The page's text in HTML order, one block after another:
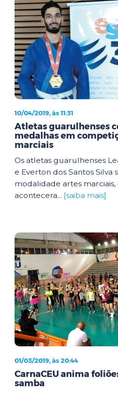
10/04/2019, às 11:31
Atletas guarulhenses
medalhas em
marciais
Os atletas guarulhenses
e Everton dos Santos Silva
modalidade artes
acontecera... [saiba mais]
01/03/2019, às 20:44
CarnaCEU anima
samba